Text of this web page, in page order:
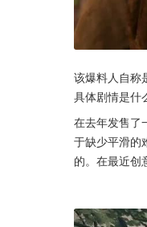
该爆料人自称
具体剧情是什
在去年发售了
于缺少平滑的
的。在最近创